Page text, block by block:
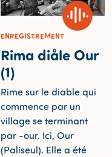
ENREGISTREMENT
Rima diåle Our
(1)
Rime sur le diable qui
commence par un
village se terminant
par -our. Ici, Our
(Paliseul). Elle a été